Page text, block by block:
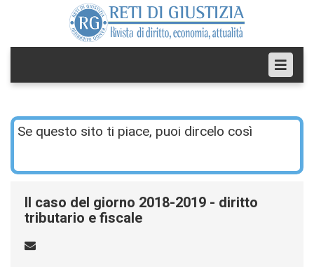
Se questo sito ti piace, puoi dircelo così
Il caso del giorno 2018-2019 - diritto
tributario e fiscale